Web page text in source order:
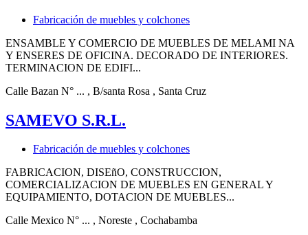
Fabricación de muebles y colchones
ENSAMBLE Y COMERCIO DE MUEBLES DE MELAMI NA
Y ENSERES DE OFICINA. DECORADO DE INTERIORES.
TERMINACION DE EDIFI...
Calle Bazan N° ... , B/santa Rosa , Santa Cruz
SAMEVO S.R.L.
Fabricación de muebles y colchones
FABRICACION, DISEñO, CONSTRUCCION,
COMERCIALIZACION DE MUEBLES EN GENERAL Y
EQUIPAMIENTO, DOTACION DE MUEBLES...
Calle Mexico N° ... , Noreste , Cochabamba